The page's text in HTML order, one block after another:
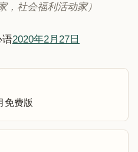
，社会福利活动家）
语2020年2月27日
免费版